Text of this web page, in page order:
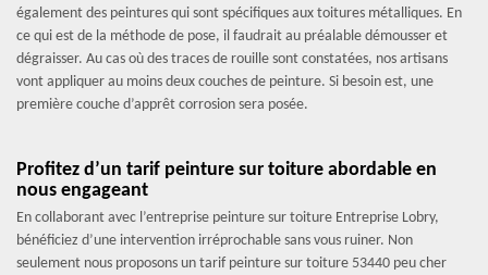
également des peintures qui sont spécifiques aux toitures métalliques. En
ce qui est de la méthode de pose, il faudrait au préalable démousser et
dégraisser. Au cas où des traces de rouille sont constatées, nos artisans
vont appliquer au moins deux couches de peinture. Si besoin est, une
première couche d’apprêt corrosion sera posée.
Profitez d’un tarif peinture sur toiture abordable en
nous engageant
En collaborant avec l’entreprise peinture sur toiture Entreprise Lobry,
bénéficiez d’une intervention irréprochable sans vous ruiner. Non
seulement nous proposons un tarif peinture sur toiture 53440 peu cher